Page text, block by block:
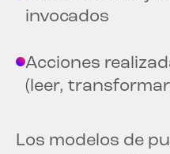
invocados
Acciones
(leer,
Los modelos de